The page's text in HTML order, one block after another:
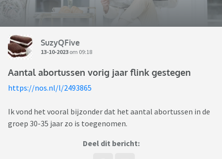
SuzyQFive
13-10-2023 om 09:18
Aantal abortussen vorig jaar flink gestegen
https://nos.nl/l/2493865
Ik vond het vooral bijzonder dat het aantal abortussen in de
groep 30-35 jaar zo is toegenomen.
Deel dit bericht: